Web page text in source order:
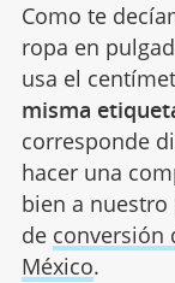
Como te
ropa en
usa el
misma
corresponde
hacer una
bien a
de conversión
México.